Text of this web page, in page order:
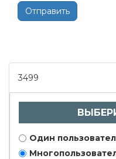
Отправить
3499
Один